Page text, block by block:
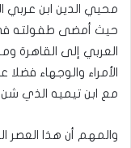
حيث أمضى طفولته في
العربي إلى القاهرة
الأمراء والوجهاء
مع ابن تيميه الذي
والمهم أن هذا العصر